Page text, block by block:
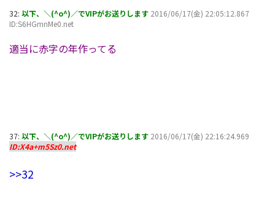
32: 以下、＼(^o^)／でVIPがお送りします 2016/06/17(金) 22:05:12.867
ID:S6HGmnMe0.net
適当に赤字の年作ってる
37: 以下、＼(^o^)／でVIPがお送りします 2016/06/17(金) 22:16:24.969
ID:X4a+m5Sz0.net
>>32